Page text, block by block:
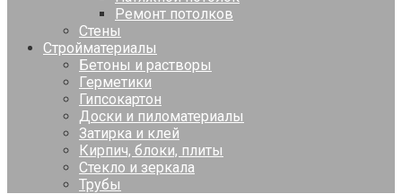
Ремонт потолков
Стены
Стройматериалы
Бетоны и растворы
Герметики
Гипсокартон
Доски и пиломатериалы
Затирка и клей
Кирпич, блоки, плиты
Стекло и зеркала
Трубы